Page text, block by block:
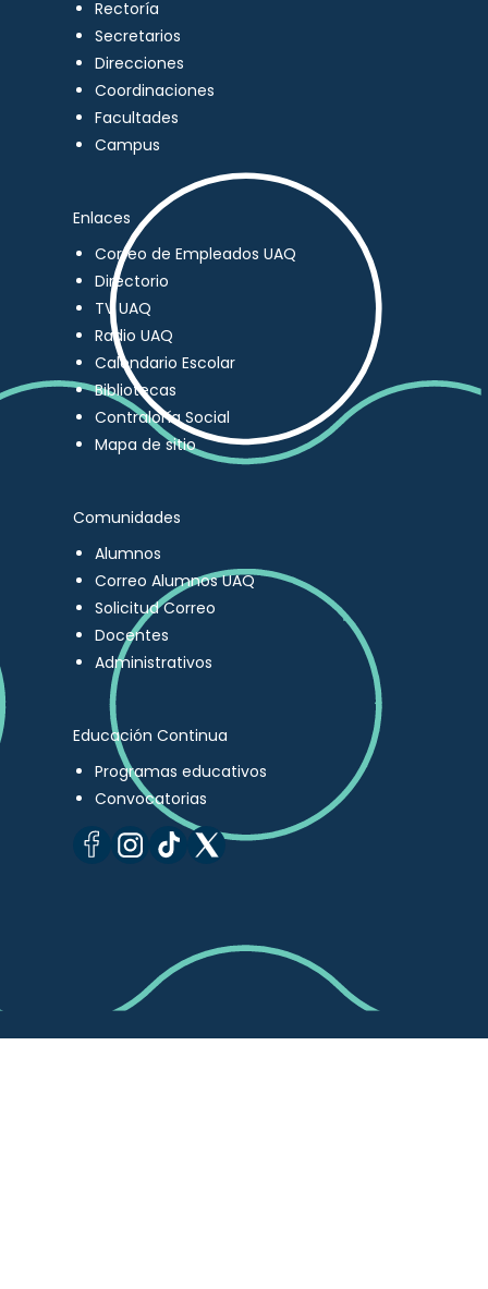
Rectoría
Secretarios
Direcciones
Coordinaciones
Facultades
Campus
Enlaces
Correo de Empleados UAQ
Directorio
TV UAQ
Radio UAQ
Calendario Escolar
Bibliotecas
Contraloría Social
Mapa de sitio
Comunidades
Alumnos
Correo Alumnos UAQ
Solicitud Correo
Docentes
Administrativos
Educación Continua
Programas educativos
Convocatorias